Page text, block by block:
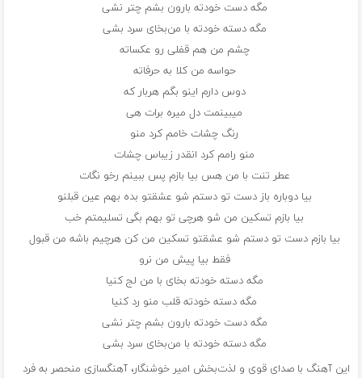
مگه دست خودته بارون بشم چتر نشی
مگه دسته خودته با من‌بخای سرد بشی
چشم من هم قفلی رو عکساته
حواسه من کلا به حرفاته
دوس دارم اینو بگم هربار که
میبینمت دل میره برات هی
رنگ چشات خامم کرد منو
منو رامم کرد انقدر زیباس چشات
عطر تنت با من هس بیا بازم پس ببینم رخو نگات
بیا دوباره باز دست تو دستم شو عشقتو بده بهم عین قبلنو
بیا بازم تسکین من شو هرچی تو بهم بگی تسلیمتم خب
بیا بازم دست تو دستم شو عشقتو تسکین من کن هرچیم باشه من قبول
فقط بیا پیش من نرو
مگه دسته خودته بخای با من لج کنیا
مگه دسته خودته قلب منو رد کنیا
مگه دست خودته بارون بشم چتر نشی
مگه دسته خودته با من‌بخای سرد بشی
این آهنگ با صدای قوی و لذت‌بخش امیر خوشنگار، آهنگسازی منحصر به فرد